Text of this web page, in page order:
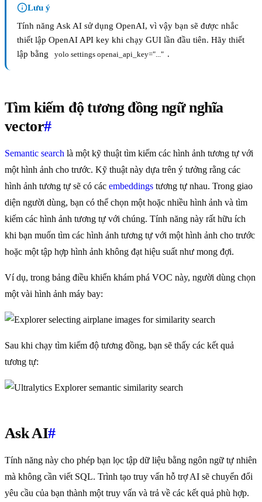
Lưu ý
Tính năng Ask AI sử dụng OpenAI, vì vậy bạn sẽ được nhắc
thiết lập OpenAI API key khi chạy GUI lần đầu tiên. Hãy thiết
lập bằng
yolo settings openai_api_key="..." .
Tìm kiếm độ tương đồng ngữ nghĩa
vector#
Semantic search là một kỹ thuật tìm kiếm các hình ảnh tương tự với
một hình ảnh cho trước. Kỹ thuật này dựa trên ý tưởng rằng các
hình ảnh tương tự sẽ có các embeddings tương tự nhau. Trong giao
diện người dùng, bạn có thể chọn một hoặc nhiều hình ảnh và tìm
kiếm các hình ảnh tương tự với chúng. Tính năng này rất hữu ích
khi bạn muốn tìm các hình ảnh tương tự với một hình ảnh cho trước
hoặc một tập hợp hình ảnh không đạt hiệu suất như mong đợi.
Ví dụ, trong bảng điều khiển khám phá VOC này, người dùng chọn
một vài hình ảnh máy bay:
Sau khi chạy tìm kiếm độ tương đồng, bạn sẽ thấy các kết quả
tương tự:
Ask AI#
Tính năng này cho phép bạn lọc tập dữ liệu bằng ngôn ngữ tự nhiên
mà không cần viết SQL. Trình tạo truy vấn hỗ trợ AI sẽ chuyển đổi
yêu cầu của bạn thành một truy vấn và trả về các kết quả phù hợp.